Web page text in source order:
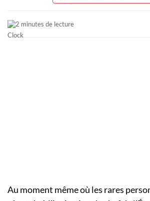
2 minutes de lecture
Au moment même où les rares